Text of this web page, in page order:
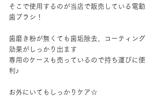
そこで使用するのが当店で販売している電動
歯ブラシ！
歯磨き粉が無くても歯垢除去、コーティング
効果がしっかり出ます
専用のケースも売っているので持ち運びに便
利♪
お外にいてもしっかりケア☆